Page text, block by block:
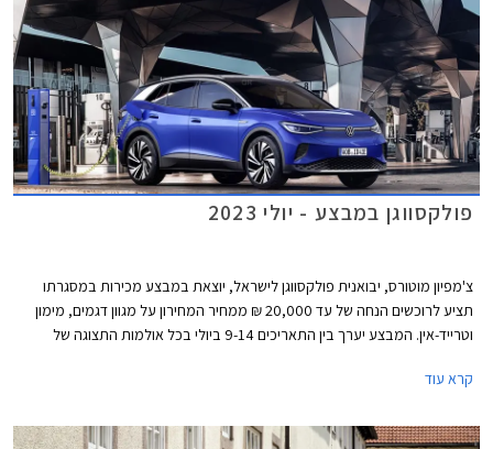
פולקסווגן במבצע - יולי 2023
צ'מפיון מוטורס, יבואנית פולקסווגן לישראל, יוצאת במבצע מכירות במסגרתו
תציע לרוכשים הנחה של עד 20,000 ₪ ממחיר המחירון על מגוון דגמים, מימון
וטרייד-אין. המבצע יערך בין התאריכים 9-14 ביולי בכל אולמות התצוגה של
קרא עוד